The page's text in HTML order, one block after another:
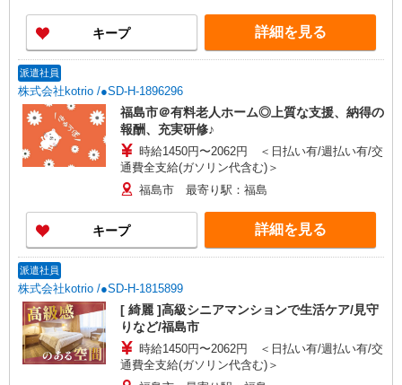
キープ 詳細を見る
派遣社員
株式会社kotrio /●SD-H-1896296
福島市＠有料老人ホーム◎上質な支援、納得の
報酬、充実研修♪
時給1450円〜2062円 ＜日払い有/週払い有/交
通費全支給(ガソリン代含む)＞
福島市 最寄り駅：福島
キープ 詳細を見る
派遣社員
株式会社kotrio /●SD-H-1815899
[ 綺麗 ]高級シニアマンションで生活ケア/見守
りなど/福島市
時給1450円〜2062円 ＜日払い有/週払い有/交
通費全支給(ガソリン代含む)＞